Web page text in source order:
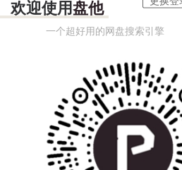
欢迎使用盘他
一个超好用的网盘搜索引擎